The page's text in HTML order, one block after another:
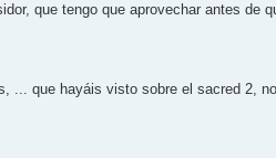
que tengo que aprovechar antes de
... que hayáis visto sobre el sacred 2,